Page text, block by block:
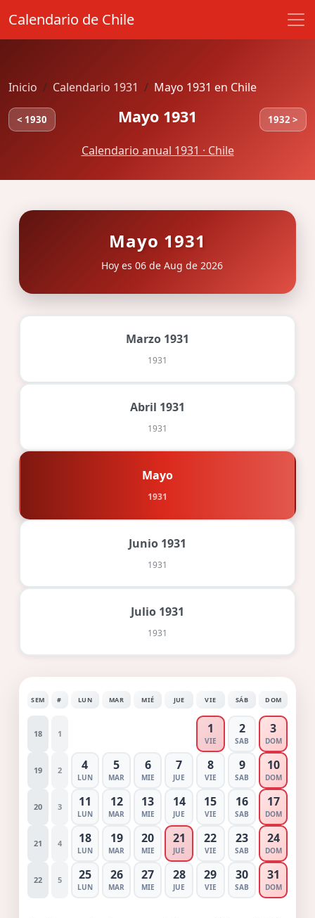
Calendario de Chile
Inicio Calendario 1931 Mayo 1931 en Chile
< 1930 Mayo 1931 1932 >
Calendario anual 1931 · Chile
Mayo 1931
Hoy es 06 de Aug de 2026
Marzo 1931
1931
Abril 1931
1931
Mayo
1931
Junio 1931
1931
Julio 1931
1931
SEM # LUN MAR MIÉ JUE VIE SÁB DOM
18 1 1
VIE
2
SAB
3
DOM
19 2 4
LUN
5
MAR
6
MIE
7
JUE
8
VIE
9
SAB
10
DOM
20 3 11
LUN
12
MAR
13
MIE
14
JUE
15
VIE
16
SAB
17
DOM
21 4 18
LUN
19
MAR
20
MIE
21
JUE
22
VIE
23
SAB
24
DOM
22 5 25
LUN
26
MAR
27
MIE
28
JUE
29
VIE
30
SAB
31
DOM